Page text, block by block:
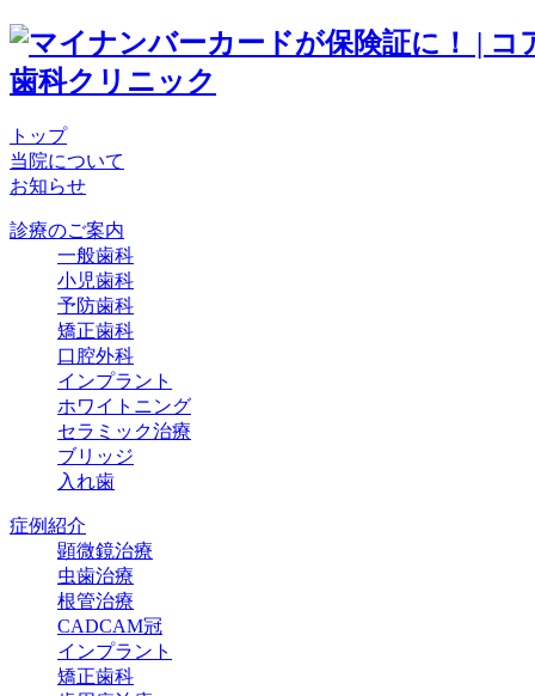
トップ
当院について
お知らせ
診療のご案内
一般歯科
小児歯科
予防歯科
矯正歯科
口腔外科
インプラント
ホワイトニング
セラミック治療
ブリッジ
入れ歯
症例紹介
顕微鏡治療
虫歯治療
根管治療
CADCAM冠
インプラント
矯正歯科